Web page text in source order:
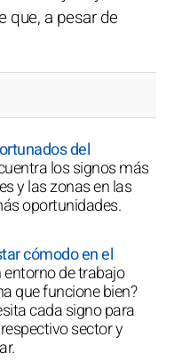
que, a pesar de
del
los signos más
y las zonas en las
oportunidades.
cómodo en el
entorno de trabajo
que funcione bien?
cada signo para
sector y